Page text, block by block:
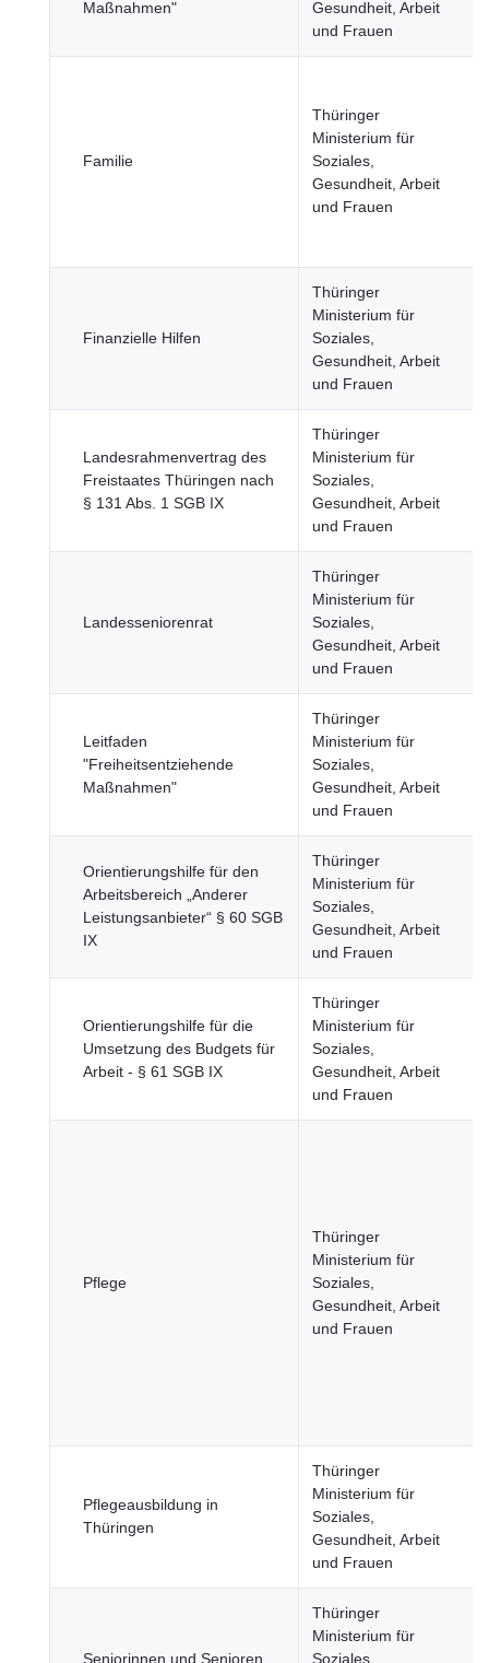
Maßnahmen"
Gesundheit, Arbeit
und Frauen
Familie
Thüringer
Ministerium für
Soziales,
Gesundheit, Arbeit
und Frauen
Finanzielle Hilfen
Thüringer
Ministerium für
Soziales,
Gesundheit, Arbeit
und Frauen
Landesrahmenvertrag des
Freistaates Thüringen nach
§ 131 Abs. 1 SGB IX
Thüringer
Ministerium für
Soziales,
Gesundheit, Arbeit
und Frauen
Landesseniorenrat
Thüringer
Ministerium für
Soziales,
Gesundheit, Arbeit
und Frauen
Leitfaden
"Freiheitsentziehende
Maßnahmen"
Thüringer
Ministerium für
Soziales,
Gesundheit, Arbeit
und Frauen
Orientierungshilfe für den
Arbeitsbereich „Anderer
Leistungsanbieter“ § 60 SGB
IX
Thüringer
Ministerium für
Soziales,
Gesundheit, Arbeit
und Frauen
Orientierungshilfe für die
Umsetzung des Budgets für
Arbeit - § 61 SGB IX
Thüringer
Ministerium für
Soziales,
Gesundheit, Arbeit
und Frauen
Pflege
Thüringer
Ministerium für
Soziales,
Gesundheit, Arbeit
und Frauen
Pflegeausbildung in
Thüringen
Thüringer
Ministerium für
Soziales,
Gesundheit, Arbeit
und Frauen
Seniorinnen und Senioren
Thüringer
Ministerium für
Soziales,